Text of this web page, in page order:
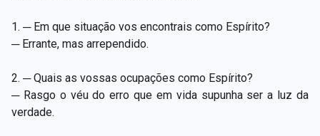
1. ─ Em que situação vos encontrais como Espírito?
─ Errante, mas arrependido.
2. ─ Quais as vossas ocupações como Espírito?
─ Rasgo o véu do erro que em vida supunha ser a luz da
verdade.